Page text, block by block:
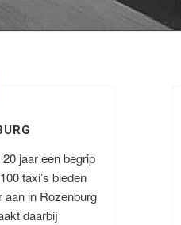
jaar een begrip
taxi’s bieden
aan in Rozenburg
daarbij